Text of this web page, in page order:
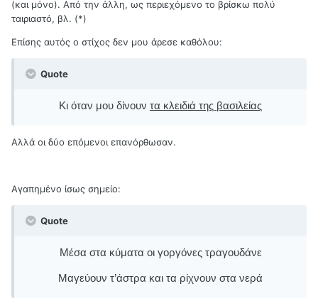
(και μόνο). Από την άλλη, ως περιεχόμενο το βρίσκω πολύ
ταιριαστό, βλ. (*)
Επίσης αυτός ο στίχος δεν μου άρεσε καθόλου:
Quote
Κι όταν μου δίνουν τα κλειδιά της βασιλείας
Αλλά οι δύο επόμενοι επανόρθωσαν.
Αγαπημένο ίσως σημείο:
Quote
Μέσα στα κύματα οι γοργόνες τραγουδάνε
Μαγεύουν τ’άστρα και τα ρίχνουν στα νερά